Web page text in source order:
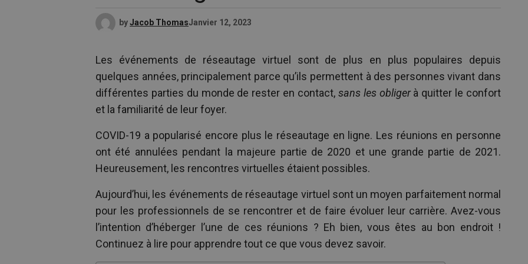
byJacob ThomasJanvier 12, 2023
Les événements de réseautage virtuel sont de plus en plus populaires depuis
quelques années, principalement parce qu’ils permettent à des personnes vivant dans
différentes parties du monde de rester en contact, sans les obligerà quitter le confort
et la familiarité de leur foyer.
COVID-19 a popularisé encore plus le réseautage en ligne. Les réunions en personne
ont été annulées pendant la majeure partie de 2020 et une grande partie de 2021.
Heureusement, les rencontres virtuelles étaient possibles.
Aujourd’hui, les événements de réseautage virtuel sont un moyen parfaitement normal
pour les professionnels de se rencontrer et de faire évoluer leur carrière. Avez-vous
l’intention d’héberger l’une de ces réunions ? Eh bien, vous êtes au bon endroit !
Continuez à lire pour apprendre tout ce que vous devez savoir.